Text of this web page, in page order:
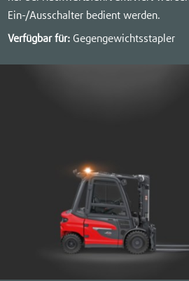
Ein-/Ausschalter bedient werden.
Verfügbar für: Gegengewichtsstapler